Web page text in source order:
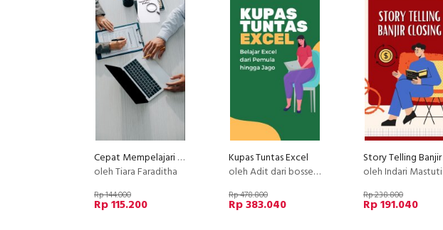
Cepat Mempelajari Asuransi Sebelum Membeli
oleh Tiara Faraditha
Rp 144.000
Rp 115.200
Kupas Tuntas Excel
oleh Adit dari bossexcel
Rp 478.800
Rp 383.040
oleh Indari Mastuti
Rp 238.800
Rp 191.040